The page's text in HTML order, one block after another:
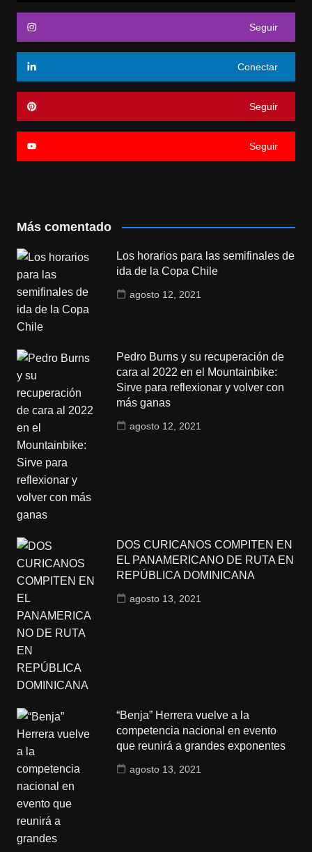
Seguir
Conectar
Seguir
Seguir
Más comentado
Los horarios para las semifinales de
ida de la Copa Chile
agosto 12, 2021
Pedro Burns y su recuperación de
cara al 2022 en el Mountainbike:
Sirve para reflexionar y volver con
más ganas
agosto 12, 2021
DOS CURICANOS COMPITEN EN
EL PANAMERICANO DE RUTA EN
REPÚBLICA DOMINICANA
agosto 13, 2021
“Benja” Herrera vuelve a la
competencia nacional en evento
que reunirá a grandes exponentes
agosto 13, 2021